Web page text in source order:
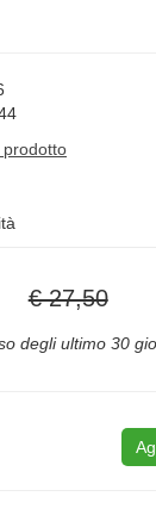
prodotto
€ 27,50
degli ultimo 30